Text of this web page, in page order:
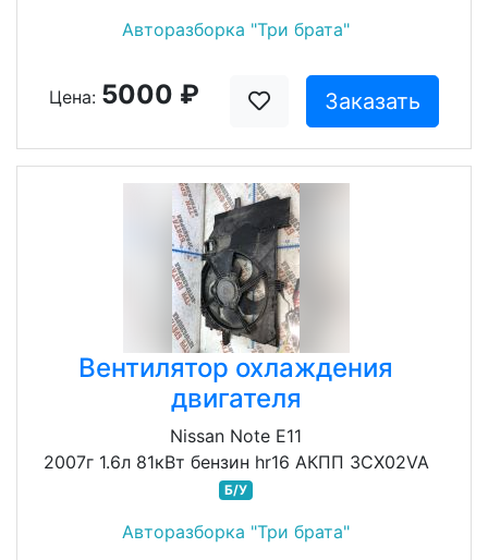
Авторазборка "Три брата"
Цена: 5000 ₽ Заказать
Вентилятор охлаждения
двигателя
Nissan Note E11
2007г 1.6л 81кВт бензин hr16 АКПП 3CX02VA
Б/У
Авторазборка "Три брата"